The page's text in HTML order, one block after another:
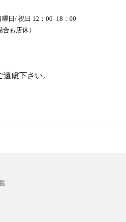
日/ 祝日 12：00- 18：00
も店休）
慮下さい。